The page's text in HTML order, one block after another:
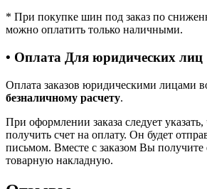
* При покупке шин под заказ по
можно оплатить только наличными.
• Оплата Для юридических лиц
Оплата заказов юридическими лицами
безналичному расчету.
При оформлении заказа следует
получить счет на оплату. Он будет
письмом. Вместе с заказом Вы получите
товарную накладную.